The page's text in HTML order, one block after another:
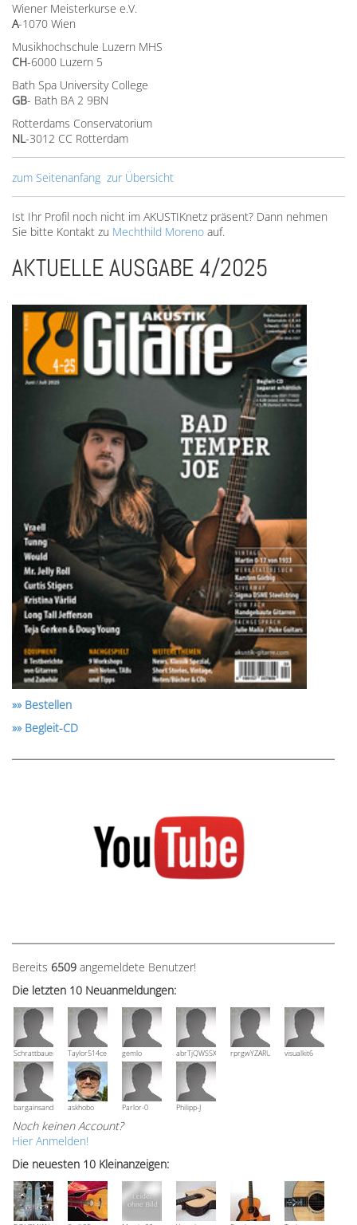
Wiener Meisterkurse e.V.
A-1070 Wien
Musikhochschule Luzern MHS
CH-6000 Luzern 5
Bath Spa University College
GB- Bath BA 2 9BN
Rotterdams Conservatorium
NL-3012 CC Rotterdam
zum Seitenanfang zur Übersicht
Ist Ihr Profil noch nicht im AKUSTIKnetz präsent? Dann nehmen
Sie bitte Kontakt zu Mechthild Moreno auf.
AKTUELLE AUSGABE 4/2025
»» Bestellen
»» Begleit-CD
Bereits 6509 angemeldete Benutzer!
Die letzten 10 Neuanmeldungen:
Schrattbauer Taylor514ce gemlo abrTjQWSSXuVznPolErprgwYZARUTZQyCWESpD
visualkit6
bargainsandmoreaskhobo Parlor-0 Philipp-J
Noch keinen Account?
Hier Anmelden!
Die neuesten 10 Kleinanzeigen: